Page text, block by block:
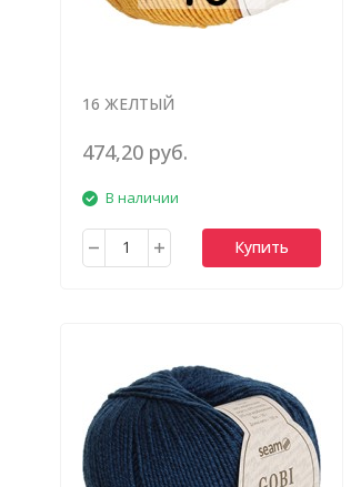
16 ЖЕЛТЫЙ
474,20 руб.
В наличии
Купить